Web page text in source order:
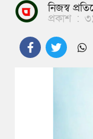
নিজস্ব
প্রকাশ :